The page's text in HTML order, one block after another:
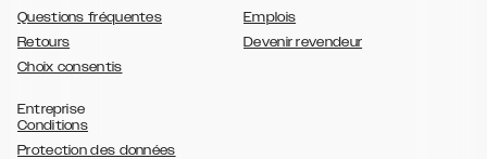
Questions fréquentes
Retours
Choix consentis
Emplois
Devenir revendeur
Entreprise
Conditions
Protection des données